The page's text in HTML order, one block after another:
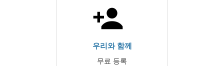
우리와 함께
무료 등록